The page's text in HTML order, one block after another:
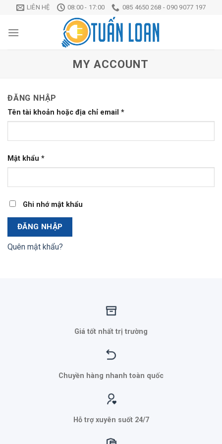
Chuyển
nội
LIÊN HỆ 08:00 - 17:00 085 4650 268 - 090 9077 197
MY ACCOUNT
ĐĂNG NHẬP
Tên tài khoản hoặc địa chỉ email *
Mật khẩu *
Ghi nhớ mật khẩu
ĐĂNG NHẬP
Quên mật khẩu?
Giá tốt nhất trị trường
Chuyền hàng nhanh toàn quốc
Hỗ trợ xuyên suốt 24/7